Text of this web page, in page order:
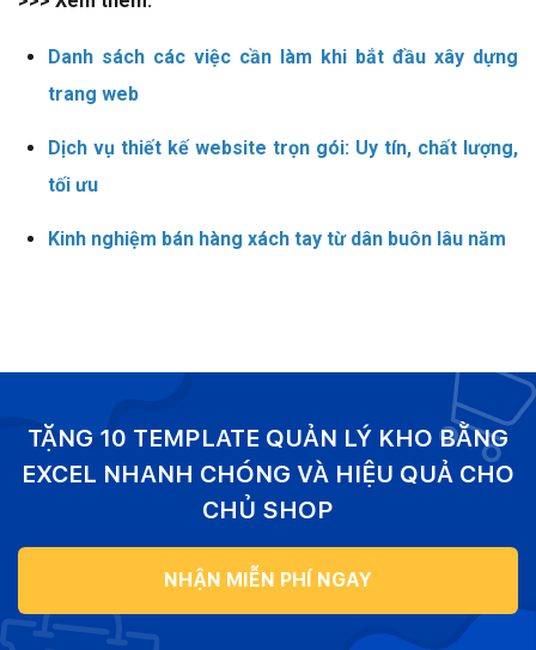
Danh sách các việc cần làm khi bắt đầu xây dựng
trang web
Dịch vụ thiết kế website trọn gói: Uy tín, chất lượng,
tối ưu
Kinh nghiệm bán hàng xách tay từ dân buôn lâu năm
TẶNG 10 TEMPLATE QUẢN LÝ KHO BẰNG
EXCEL NHANH CHÓNG VÀ HIỆU QUẢ CHO
CHỦ SHOP
NHẬN MIỄN PHÍ NGAY